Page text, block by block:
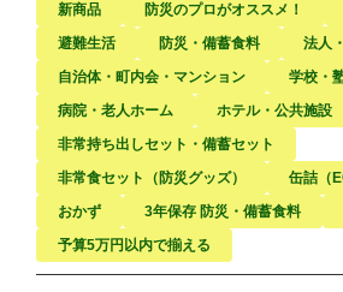
新商品 防災のプロがオススメ！
避難生活
防災・備蓄食料
法人
自治体・町内会・マンション
学校・
病院・老人ホーム
ホテル・公共施設
非常持ち出しセット・備蓄セット
非常食セット（防災グッズ）
缶詰（
おかず
3年保存 防災・備蓄食料
予算5万円以内で揃える